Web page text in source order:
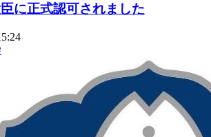
に正式認可されました